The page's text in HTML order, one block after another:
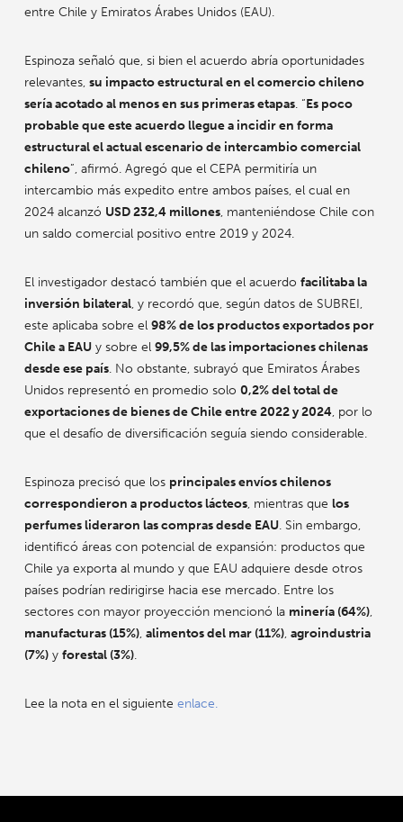
entre Chile y Emiratos Árabes Unidos (EAU).
Espinoza señaló que, si bien el acuerdo abría oportunidades
relevantes, su impacto estructural en el comercio chileno
sería acotado al menos en sus primeras etapas. “Es poco
probable que este acuerdo llegue a incidir en forma
estructural el actual escenario de intercambio comercial
chileno”, afirmó. Agregó que el CEPA permitiría un
intercambio más expedito entre ambos países, el cual en
2024 alcanzó USD 232,4 millones, manteniéndose Chile con
un saldo comercial positivo entre 2019 y 2024.
El investigador destacó también que el acuerdo facilitaba la
inversión bilateral, y recordó que, según datos de SUBREI,
este aplicaba sobre el 98% de los productos exportados por
Chile a EAUy sobre el 99,5% de las importaciones chilenas
desde ese país. No obstante, subrayó que Emiratos Árabes
Unidos representó en promedio solo 0,2% del total de
exportaciones de bienes de Chile entre 2022 y 2024, por lo
que el desafío de diversificación seguía siendo considerable.
Espinoza precisó que los principales envíos chilenos
correspondieron a productos lácteos, mientras que los
perfumes lideraron las compras desde EAU. Sin embargo,
identificó áreas con potencial de expansión: productos que
Chile ya exporta al mundo y que EAU adquiere desde otros
países podrían redirigirse hacia ese mercado. Entre los
sectores con mayor proyección mencionó la minería (64%),
manufacturas (15%), alimentos del mar (11%), agroindustria
(7%)y forestal (3%).
Lee la nota en el siguiente enlace.